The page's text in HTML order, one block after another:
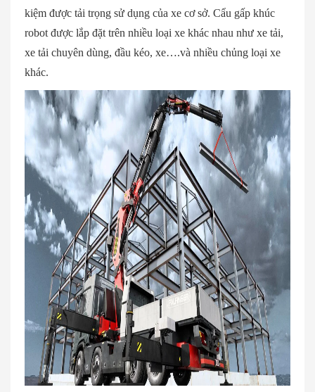
kiệm được tải trọng sử dụng của xe cơ sở. Cẩu gấp khúc
robot được lắp đặt trên nhiều loại xe khác nhau như xe tải,
xe tải chuyên dùng, đầu kéo, xe….và nhiều chủng loại xe
khác.